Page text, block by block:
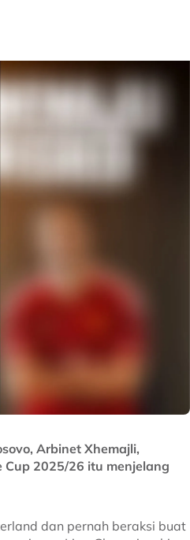
Arbinet Xhemajli,
Cup 2025/26 itu menjelang
dan pernah beraksi buat